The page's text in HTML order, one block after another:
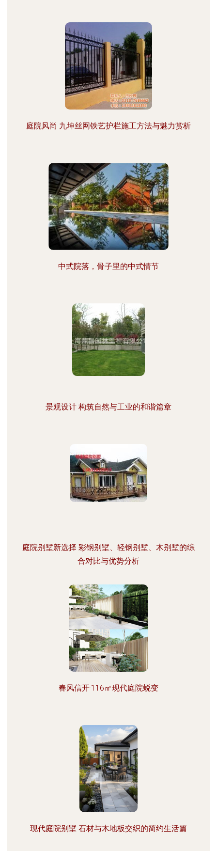
庭院风尚 九坤丝网铁艺护栏施工方法与魅力赏析
中式院落，骨子里的中式情节
景观设计 构筑自然与工业的和谐篇章
庭院别墅新选择 彩钢别墅、轻钢别墅、木别墅的综
合对比与优势分析
春风信开·116㎡现代庭院蜕变
现代庭院别墅 石材与木地板交织的简约生活篇